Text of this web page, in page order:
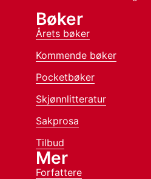
Bøker
Årets bøker
Kommende bøker
Pocketbøker
Skjønnlitteratur
Sakprosa
Tilbud
Mer
Forfattere